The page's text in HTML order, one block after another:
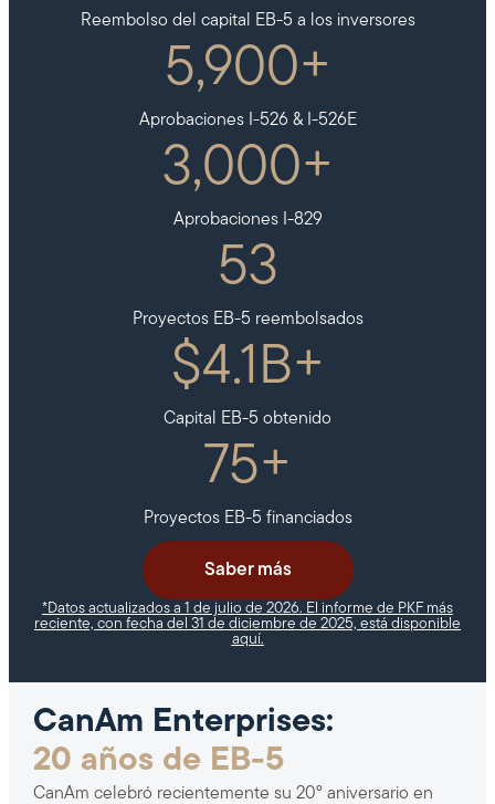
Reembolso del capital EB-5 a los inversores
Aprobaciones I-526 & I-526E
5,900+
Aprobaciones I-829
3,000+
Proyectos EB-5 reembolsados
53
Capital EB-5 obtenido
$4.1B+
Proyectos EB-5 financiados
75+
Saber más
*Datos actualizados a 1 de julio de 2026. El informe de PKF más
reciente, con fecha del 31 de diciembre de 2025, está disponible
aquí.
CanAm Enterprises:
20 años de EB-5
CanAm celebró recientemente su 20º aniversario en